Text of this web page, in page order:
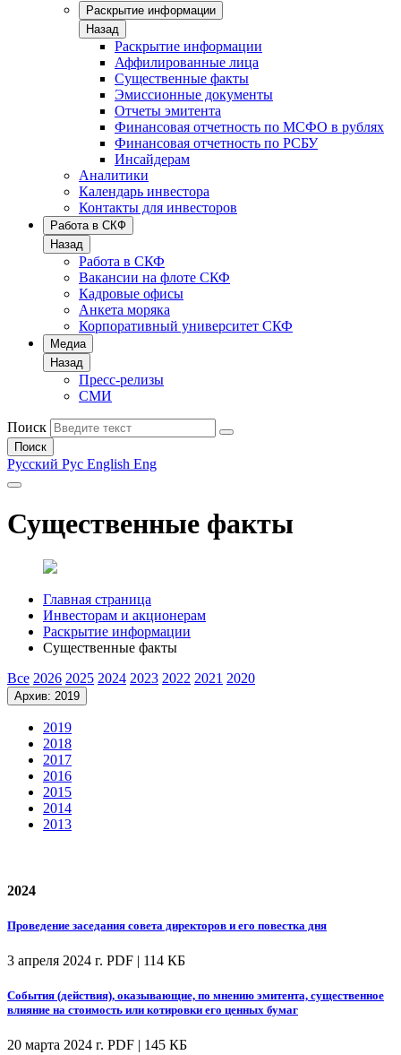
Раскрытие информации
Назад
Раскрытие информации
Аффилированные лица
Существенные факты
Эмиссионные документы
Отчеты эмитента
Финансовая отчетность по МСФО в рублях
Финансовая отчетность по РСБУ
Инсайдерам
Аналитики
Календарь инвестора
Контакты для инвесторов
Работа в СКФ
Назад
Работа в СКФ
Вакансии на флоте СКФ
Кадровые офисы
Анкета моряка
Корпоративный университет СКФ
Медиа
Назад
Пресс-релизы
СМИ
Поиск
Поиск
Русский Рус English Eng
Существенные факты
Главная страница
Инвесторам и акционерам
Раскрытие информации
Существенные факты
Все 2026 2025 2024 2023 2022 2021 2020
Архив: 2019
2019
2018
2017
2016
2015
2014
2013
2024
Проведение заседания совета директоров и его повестка дня
3 апреля 2024 г. PDF | 114 КБ
События (действия), оказывающие, по мнению эмитента, существенное
влияние на стоимость или котировки его ценных бумаг
20 марта 2024 г. PDF | 145 КБ